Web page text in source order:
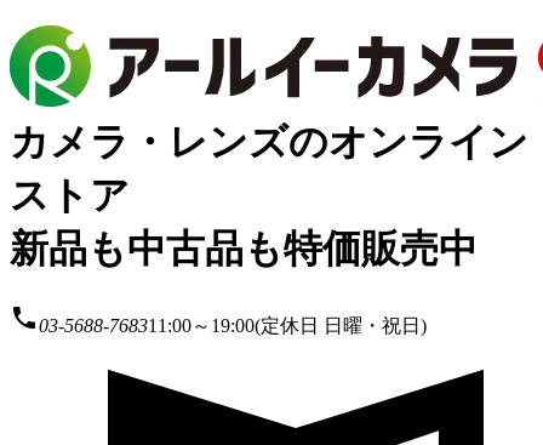
カメラ・レンズのオンライン
ストア
新品も中古品も特価販売中
local_phone03-5688-768311:00～19:00(定休日 日曜・祝日)